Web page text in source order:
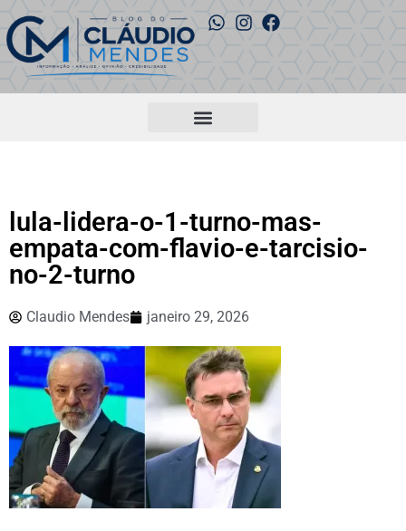
lula-lidera-o-1-turno-mas-
empata-com-flavio-e-tarcisio-
no-2-turno
Claudio Mendes janeiro 29, 2026